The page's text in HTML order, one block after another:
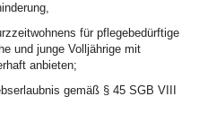
für pflegebedürftige
und junge Volljährige mit
anbieten;
gemäß § 45 SGB VIII